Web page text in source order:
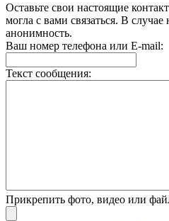
Оставьте свои настоящие
могла с вами связаться. В
анонимность.
Ваш номер телефона или E-mail:
Текст сообщения:
Прикрепить фото, видео или